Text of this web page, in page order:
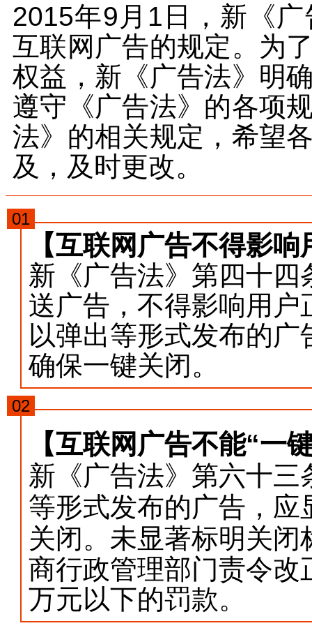
2015年9月1日，新《
互联网广告的规定。为
权益，新《广告法》明
遵守《广告法》的各项
法》的相关规定，希望
及，及时更改。
01
【互联网广告不得影
新《广告法》第四十四
送广告，不得影响用
以弹出等形式发布的
确保一键关闭。
02
【互联网广告不能“一
新《广告法》第六十
等形式发布的广告，
关闭。未显著标明关
商行政管理部门责令
万元以下的罚款。